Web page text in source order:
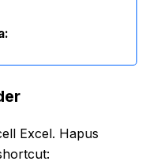
Excel. Hapus